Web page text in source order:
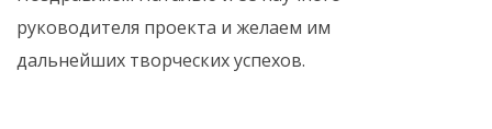
руководителя проекта и желаем им
дальнейших творческих успехов.